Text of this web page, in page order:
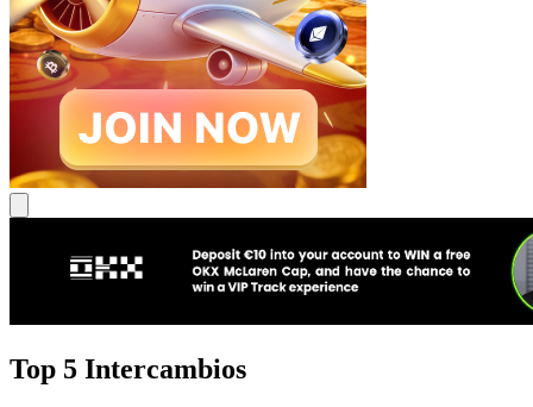
Top 5 Intercambios